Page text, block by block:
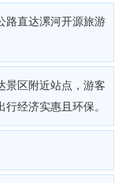
路直达漯河开源旅游
景区附近站点，游客
经济实惠且环保。